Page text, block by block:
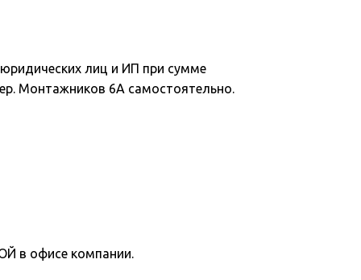
лиц и ИП при сумме
Монтажников 6А самостоятельно.
в офисе компании.